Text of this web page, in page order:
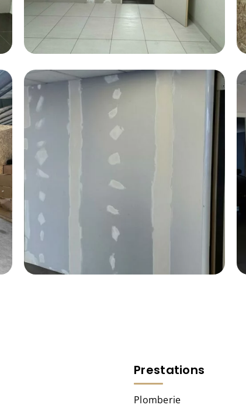
Prestations
Plomberie